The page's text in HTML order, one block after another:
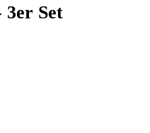
3er Set